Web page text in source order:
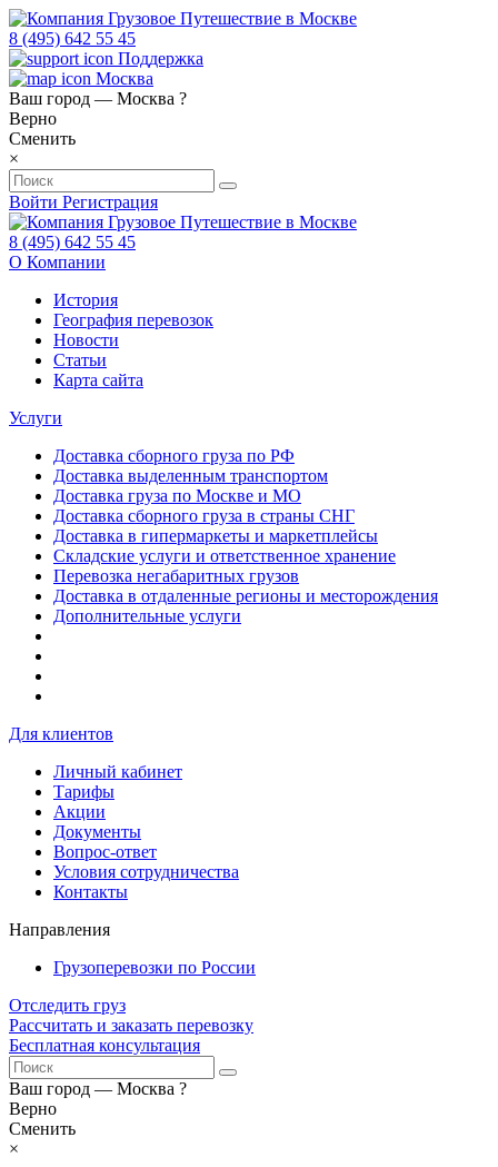
8 (495) 642 55 45
Поддержка
Москва
Ваш город — Москва ?
Верно
Сменить
×
Войти Регистрация
8 (495) 642 55 45
О Компании
История
География перевозок
Новости
Статьи
Карта сайта
Услуги
Доставка сборного груза по РФ
Доставка выделенным транспортом
Доставка груза по Москве и МО
Доставка сборного груза в страны СНГ
Доставка в гипермаркеты и маркетплейсы
Складские услуги и ответственное хранение
Перевозка негабаритных грузов
Доставка в отдаленные регионы и месторождения
Дополнительные услуги
Для клиентов
Личный кабинет
Тарифы
Акции
Документы
Вопрос-ответ
Условия сотрудничества
Контакты
Направления
Грузоперевозки по России
Отследить груз
Рассчитать и заказать перевозку
Бесплатная консультация
Ваш город — Москва ?
Верно
Сменить
×